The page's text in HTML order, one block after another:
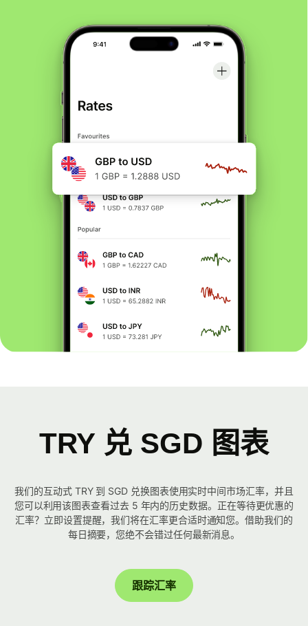
TRY 兑 SGD 图表
我们的互动式 TRY 到 SGD 兑换图表使用实时中间市场汇率，并且
您可以利用该图表查看过去 5 年内的历史数据。正在等待更优惠的
汇率？立即设置提醒，我们将在汇率更合适时通知您。借助我们的
每日摘要，您绝不会错过任何最新消息。
跟踪汇率